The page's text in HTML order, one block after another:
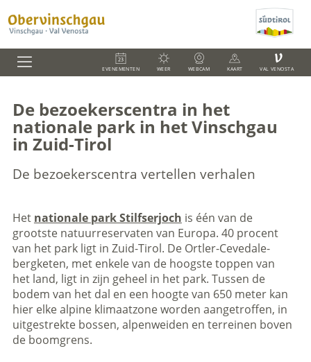
EVENEMENTEN WEER WEBCAM KAART
V
VAL VENOSTA
De bezoekerscentra in het
nationale park in het Vinschgau
in Zuid-Tirol
De bezoekerscentra vertellen verhalen
Het nationale park Stilfserjoch is één van de
grootste natuurreservaten van Europa. 40 procent
van het park ligt in Zuid-Tirol. De Ortler-Cevedale-
bergketen, met enkele van de hoogste toppen van
het land, ligt in zijn geheel in het park. Tussen de
bodem van het dal en een hoogte van 650 meter kan
hier elke alpine klimaatzone worden aangetroffen, in
uitgestrekte bossen, alpenweiden en terreinen boven
de boomgrens.